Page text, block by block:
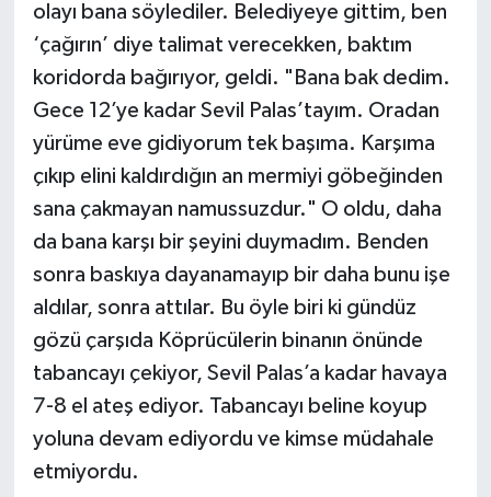
olayı bana söylediler. Belediyeye gittim, ben
‘çağırın’ diye talimat verecekken, baktım
koridorda bağırıyor, geldi. "Bana bak dedim.
Gece 12’ye kadar Sevil Palas’tayım. Oradan
yürüme eve gidiyorum tek başıma. Karşıma
çıkıp elini kaldırdığın an mermiyi göbeğinden
sana çakmayan namussuzdur." O oldu, daha
da bana karşı bir şeyini duymadım. Benden
sonra baskıya dayanamayıp bir daha bunu işe
aldılar, sonra attılar. Bu öyle biri ki gündüz
gözü çarşıda Köprücülerin binanın önünde
tabancayı çekiyor, Sevil Palas’a kadar havaya
7-8 el ateş ediyor. Tabancayı beline koyup
yoluna devam ediyordu ve kimse müdahale
etmiyordu.